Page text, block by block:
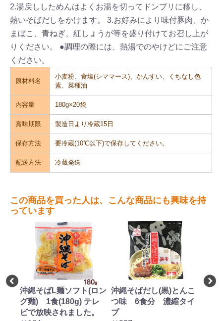
2.湯戻ししためんはよくお湯を切ってドンブリに移し、
熱いそばだしをかけます。
3.お好みにより味付豚肉、か
まぼこ、青ねぎ、紅しょうが等を盛り付けてお召し上が
りください。
●調理の際には、熱湯でのやけどにご注意
ください。
原材料名
小麦粉、食塩(シママース)、かんすい、くちなし色
素、菜種油
内容量 180g×20袋
賞味期限 製造日より冷蔵15日
保存方法 要冷蔵(10℃以下)で保存してください。
配送方法 冷蔵発送
この商品を買った人は、こんな商品にも興味を持
っています
ばL麺ソフト(ロン
1食(180g) テレ
映されました。
沖縄そばだし(黒)とんこ
つ味 6食分 濃縮タイ
プ
味付三枚肉 約
り(1kg)